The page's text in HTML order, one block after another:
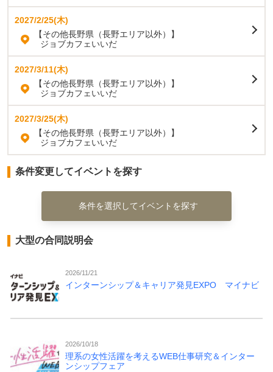
2027/2/25(木)
【その他長野県（長野エリア以外）】
ジョブカフェいいだ
2027/3/11(木)
【その他長野県（長野エリア以外）】
ジョブカフェいいだ
2027/3/25(木)
【その他長野県（長野エリア以外）】
ジョブカフェいいだ
条件変更してイベントを探す
条件を選択してイベントを探す
大型の合同説明会
2026/11/21
インターンシップ＆キャリア発見EXPO マイナビ
2026/10/18
理系の女性活躍を考えるWEB仕事研究＆インター
ンシップフェア